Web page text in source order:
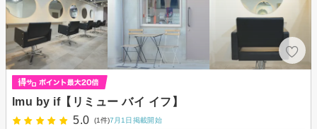
lmu by if【リミュー バイ イフ】
5.0
(1件)7月1日掲載開始